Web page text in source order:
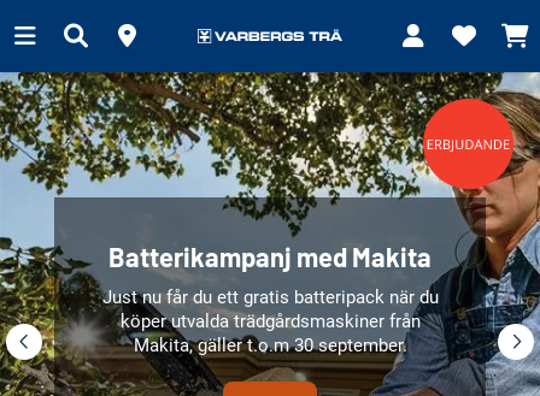
Batterikampanj med Makita
Just nu får du ett gratis batteripack när du
köper utvalda trädgårdsmaskiner från
Makita, gäller t.o.m 30 september.